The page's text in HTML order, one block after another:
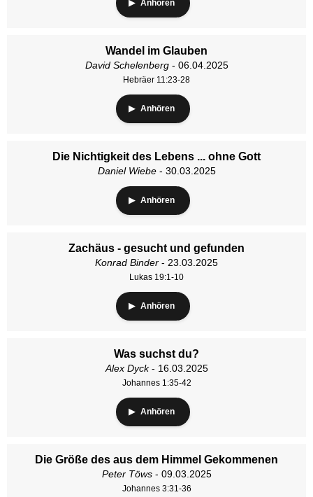
Anhören
Wandel im Glauben
David Schelenberg- 06.04.2025
Hebräer 11:23-28
Anhören
Die Nichtigkeit des Lebens ... ohne Gott
Daniel Wiebe- 30.03.2025
Anhören
Zachäus - gesucht und gefunden
Konrad Binder - 23.03.2025
Lukas 19:1-10
Anhören
Was suchst du?
Alex Dyck- 16.03.2025
Johannes 1:35-42
Anhören
Die Größe des aus dem Himmel Gekommenen
Peter Töws- 09.03.2025
Johannes 3:31-36